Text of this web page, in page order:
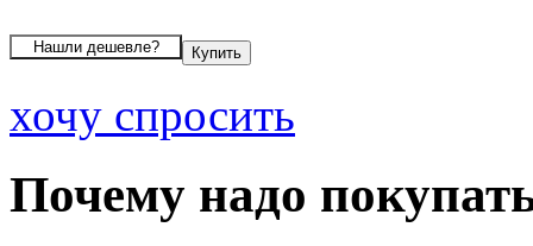
хочу спросить
Почему надо